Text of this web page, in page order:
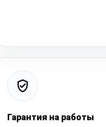
Гарантия на работы